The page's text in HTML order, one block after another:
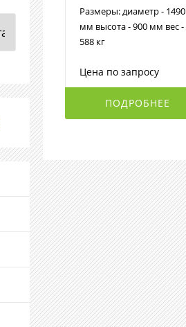
Размеры: диаметр - 1490
мм высота - 900 мм вес -
588 кг
Цена по запросу
ПОДРОБНЕЕ